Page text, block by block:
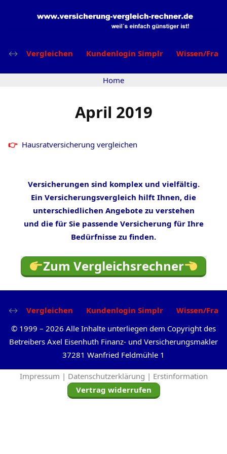
Vergleichen Kundenlogin Simplr Wissen/
Home
April 2019
Hausratversicherung vergleichen
Versicherungen sind komplex und vielfältig.
Ein Versicherungsvergleich hilft Ihnen, die
unterschiedlichen Angebote zu verstehen
und die für Sie passende Versicherung für Ihre
Bedürfnisse zu finden.
Zum Vergleichsrechner
Vergleichen Kundenlogin Simplr
Wissen/
© 1999 – 2026 Alle Inhalte unterliegen dem Copyright des
Betreibers Axel Eisenhuth Finanz- und Versicherungsmakler
37281 Wanfried Feldmühle 1
Impressum | Datenschutzerklärung | Erstinformation
Vertrag widerrufen